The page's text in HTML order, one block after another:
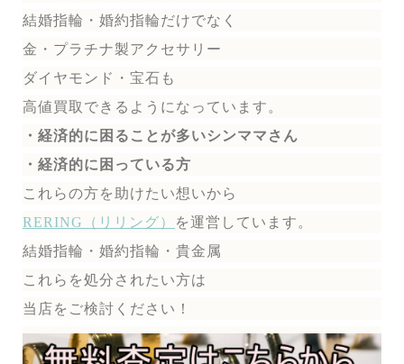
結婚指輪・婚約指輪だけでなく
金・プラチナ製アクセサリー
ダイヤモンド・宝石も
高値買取できるようになっています。
・経済的に困ることが多いシンママさん
・経済的に困っている方
これらの方を助けたい想いから
RERING（リリング）
を運営しています。
結婚指輪・婚約指輪・貴金属
これらを処分されたい方は
当店をご検討ください！